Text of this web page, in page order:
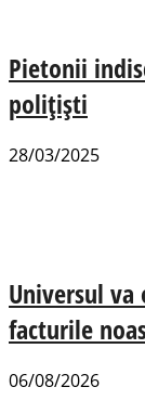
Pietonii
polițiști
28/03/2025
Universul va
facturile
06/08/2026